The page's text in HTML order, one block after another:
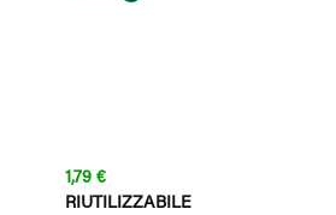
Prezzo normale:
1,79 €
RIUTILIZZABILE